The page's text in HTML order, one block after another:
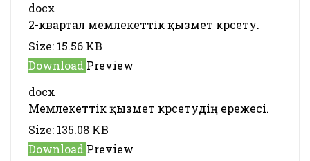
docx
2-квартал мемлекеттік қызмет көрсету.
Size: 15.56 KB
Download Preview
docx
Мемлекеттік қызмет көрсетудің ережесі.
Size: 135.08 KB
Download Preview